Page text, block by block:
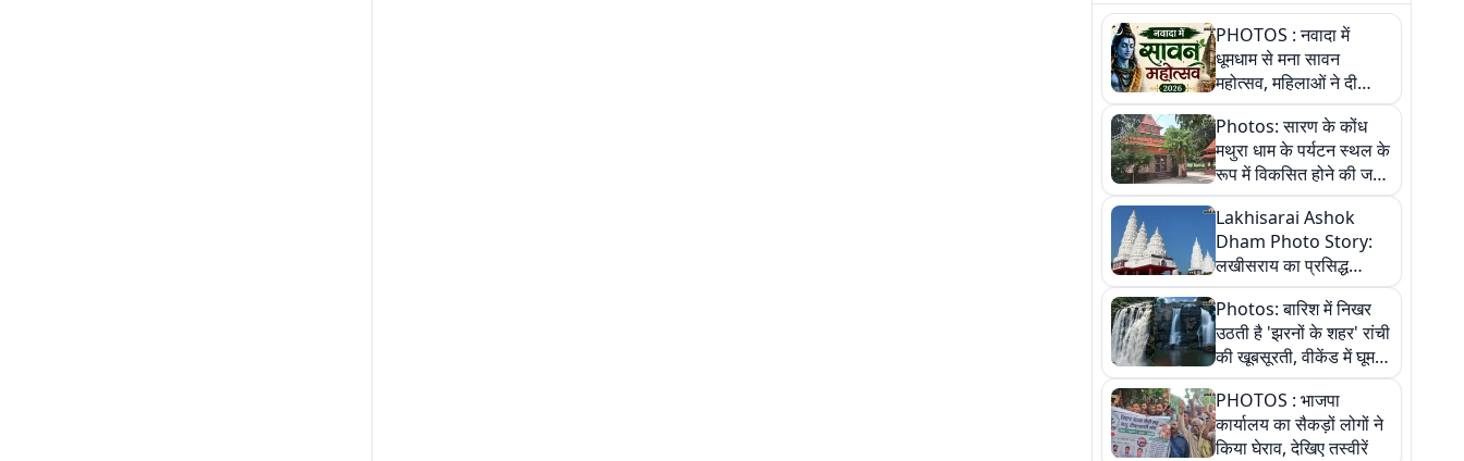
PHOTOS : नवादा में
धूमधाम से मना सावन
महोत्सव, महिलाओं ने दी
सांस्कृतिक प्रस्तुतियां
Photos: सारण के कोंध
मथुरा धाम के पर्यटन स्थल के
रूप में विकसित होने की जगी
आस, 9 तस्वीरों में देखें पूरी
कहानी
Lakhisarai Ashok
Dham Photo Story:
लखीसराय का प्रसिद्ध
अशोक धाम—आस्था,
श्रृंगार, अनुष्ठान और
अलौकिक संध्या आरती के
विहंगम दृश्य
Photos: बारिश में निखर
उठती है 'झरनों के शहर' रांची
की खूबसूरती, वीकेंड में घूम
आएं ये 5 वादियां
PHOTOS : भाजपा
कार्यालय का सैकड़ों लोगों ने
किया घेराव, देखिए तस्वीरें